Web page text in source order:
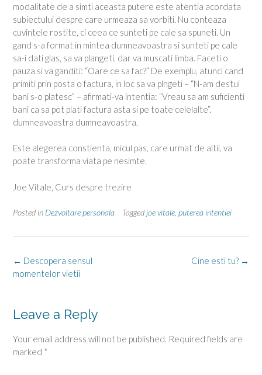
modalitate de a simti aceasta putere este atentia acordata
subiectului despre care urmeaza sa vorbiti. Nu conteaza
cuvintele rostite, ci ceea ce sunteti pe cale sa spuneti. Un
gand s-a format in mintea dumneavoastra si sunteti pe cale
sa-i dati glas, sa va plangeti, dar va muscati limba. Faceti o
pauza si va ganditi: “Oare ce sa fac?” De exemplu, atunci cand
primiti prin posta o factura, in loc sa va plngeti – “N-am destui
bani s-o platesc” – afirmati-va intentia: “Vreau sa am suficienti
bani ca sa pot plati factura asta si pe toate celelalte”.
dumneavoastra dumneavoastra.
Este alegerea constienta, micul pas, care urmat de altii, va
poate transforma viata pe nesimte.
Joe Vitale, Curs despre trezire
Posted in Dezvoltare personala Tagged joe vitale puterea intentiei
Post
navigation
Cine esti tu? →
← Descopera sensul
momentelor vietii
Leave a Reply
Your email address will not be published. Required fields are
marked *